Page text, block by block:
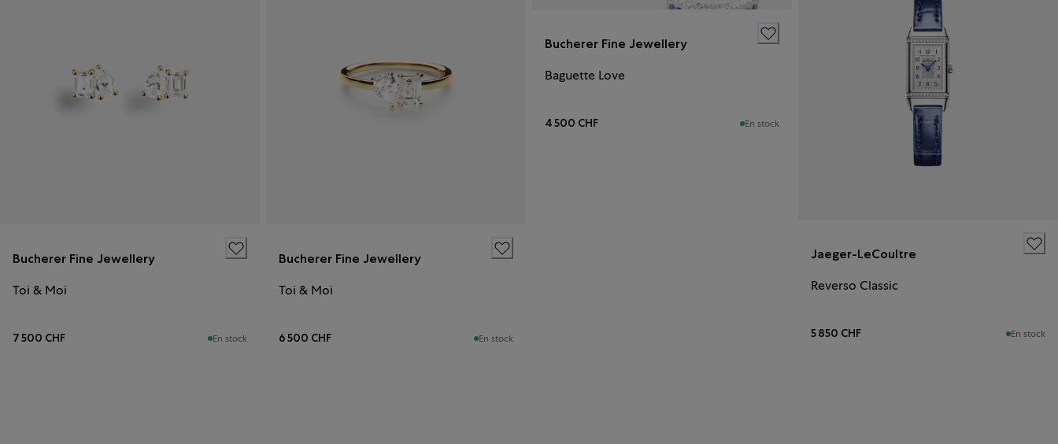
Bucherer Fine Jewellery
Toi & Moi
7 500 CHF En stock
Bucherer Fine Jewellery
Toi & Moi
6 500 CHF En stock
Bucherer Fine Jewellery
Baguette Love
4 500 CHF En stock
Jaeger-LeCoultre
Reverso Classic
5 850 CHF En stock